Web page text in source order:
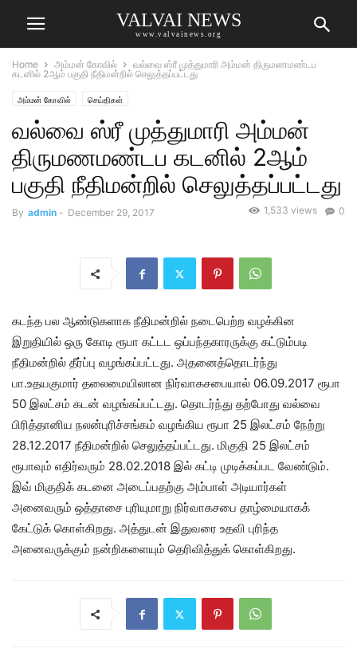
VALVAI NEWS
www.valvainews.org
Home அம்மன் கோவில்
வல்வை ஸ்ரீ முத்துமாரி அம்மன் திருமணமண்டப
கடனில் 2ஆம் பகுதி நீதிமன்றில் செலுத்தப்பட்டது
அம்மன் கோவில் செய்திகள்
வல்வை ஸ்ரீ முத்துமாரி அம்மன்
திருமணமண்டப கடனில் 2ஆம்
பகுதி நீதிமன்றில் செலுத்தப்பட்டது
By admin - December 29, 2017 0
1,533 views
கடந்த பல ஆண்டுகளாக நீதிமன்றில் நடைபெற்ற வழக்கின
இறுதியில் ஒரு கோடி ரூபா கட்டட ஒப்பந்தகாரருக்கு கட்டும்படி
நீதிமன்றில் தீர்ப்பு வழங்கப்பட்டது. அதனைத்தொடர்ந்து
பா.உதயகுமார் தலைமையிலான நிர்வாகசபையால் 06.09.2017 ரூபா
50 இலட்சம் கடன் வழங்கப்பட்டது. தொடர்ந்து தற்போது வல்வை
பிரித்தானிய நலன்புரிச்சங்கம் வழங்கிய ரூபா 25 இலட்சம் நேற்று
28.12.2017 நீதிமன்றில் செலுத்தப்பட்டது. மிகுதி 25 இலட்சம்
ரூபாவும் எதிர்வரும் 28.02.2018 இல் கட்டி முடிக்கப்பட வேண்டும்.
இவ் மிகுதிக் கடனை அடைப்பதற்கு அம்பாள் அடியார்கள்
அனைவரும் ஒத்தாசை புரியுமாறு நிர்வாகசபை தாழ்மையாகக்
கேட்டுக் கொள்கிறது. அத்துடன் இதுவரை உதவி புரிந்த
அனைவருக்கும் நன்றிகளையும் தெரிவித்துக் கொள்கிறது.